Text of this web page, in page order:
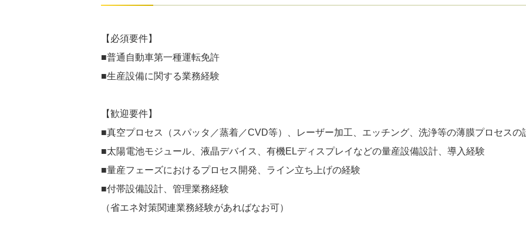
【必須要件】
■普通自動車第一種運転免許
■生産設備に関する業務経験
【歓迎要件】
■真空プロセス（スパッタ／蒸着／CVD等）、レーザー加工、エッチング、洗浄等の薄膜プロセスの
■太陽電池モジュール、液晶デバイス、有機ELディスプレイなどの量産設備設計、導入経験
■量産フェーズにおけるプロセス開発、ライン立ち上げの経験
■付帯設備設計、管理業務経験
（省エネ対策関連業務経験があればなお可）